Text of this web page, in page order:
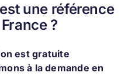
une référence
?
est gratuite
à la demande en